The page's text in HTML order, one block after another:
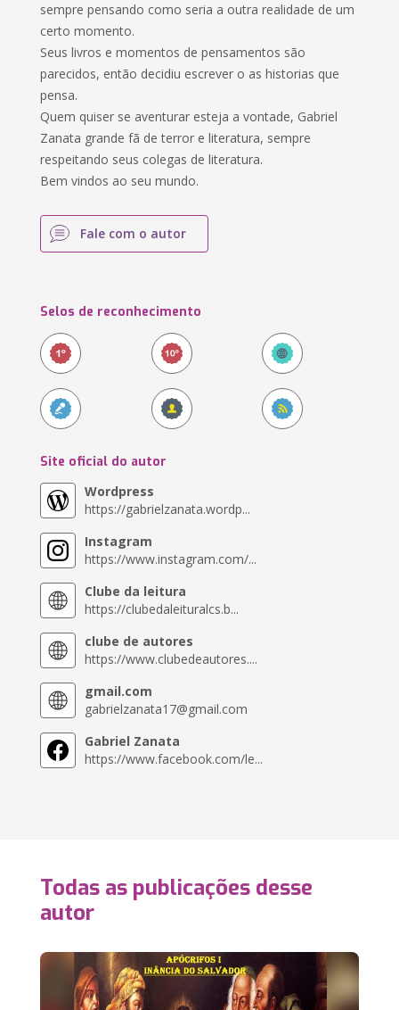
sempre pensando como seria a outra realidade de um
certo momento.
Seus livros e momentos de pensamentos são
parecidos, então decidiu escrever o as historias que
pensa.
Quem quiser se aventurar esteja a vontade, Gabriel
Zanata grande fã de terror e literatura, sempre
respeitando seus colegas de literatura.
Bem vindos ao seu mundo.
Fale com o autor
Selos de reconhecimento
Site oficial do autor
Wordpress
https://gabrielzanata.wordp...
Instagram
https://www.instagram.com/...
Clube da leitura
https://clubedaleituralcs.b...
clube de autores
https://www.clubedeautores....
gmail.com
gabrielzanata17@gmail.com
Gabriel Zanata
https://www.facebook.com/le...
Todas as publicações desse
autor